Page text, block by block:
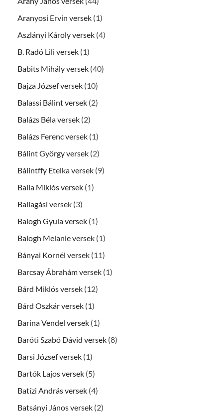
Aranyosi Ervin versek (1)
Aszlányi Károly versek (4)
B. Radó Lili versek (1)
Babits Mihály versek (40)
Bajza József versek (10)
Balassi Bálint versek (2)
Balázs Béla versek (2)
Balázs Ferenc versek (1)
Bálint György versek (2)
Bálintffy Etelka versek (9)
Balla Miklós versek (1)
Ballagási versek (3)
Balogh Gyula versek (1)
Balogh Melanie versek (1)
Bányai Kornél versek (11)
Barcsay Ábrahám versek (1)
Bárd Miklós versek (12)
Bárd Oszkár versek (1)
Barina Vendel versek (1)
Baróti Szabó Dávid versek (8)
Barsi József versek (1)
Bartók Lajos versek (5)
Batízi András versek (4)
Batsányi János versek (2)